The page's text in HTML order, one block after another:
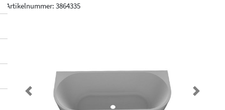
Artikelnummer: 3864335
Previous Next